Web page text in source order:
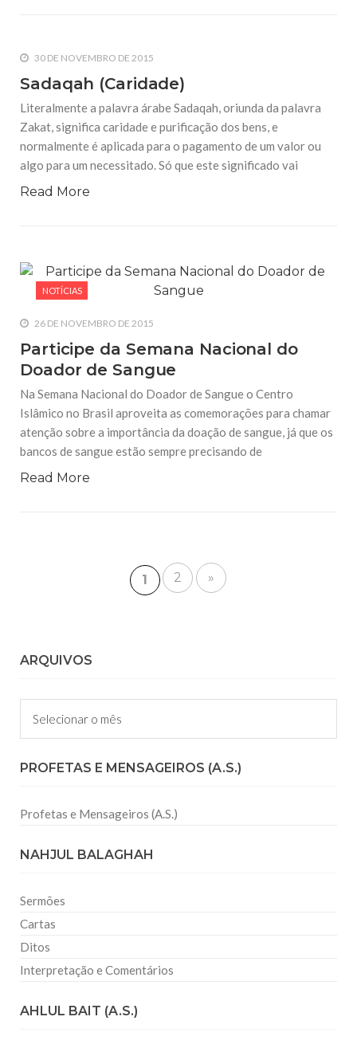
30 DE NOVEMBRO DE 2015
Sadaqah (Caridade)
Literalmente a palavra árabe Sadaqah, oriunda da palavra
Zakat, significa caridade e purificação dos bens, e
normalmente é aplicada para o pagamento de um valor ou
algo para um necessitado. Só que este significado vai
Read More
NOTÍCIAS
26 DE NOVEMBRO DE 2015
Participe da Semana Nacional do
Doador de Sangue
Na Semana Nacional do Doador de Sangue o Centro
Islâmico no Brasil aproveita as comemorações para chamar
atenção sobre a importância da doação de sangue, já que os
bancos de sangue estão sempre precisando de
Read More
1 2 »
ARQUIVOS
Arquivos
PROFETAS E MENSAGEIROS (A.S.)
Profetas e Mensageiros (A.S.)
NAHJUL BALAGHAH
Sermões
Cartas
Ditos
Interpretação e Comentários
AHLUL BAIT (A.S.)